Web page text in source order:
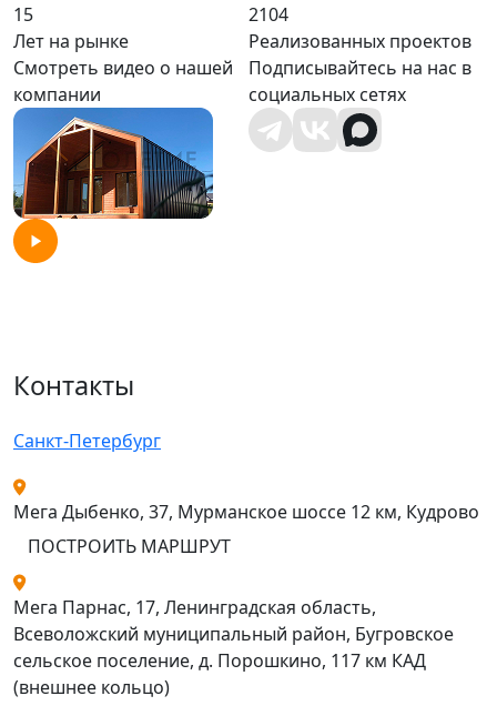
15
Лет на рынке
2104
Реализованных проектов
Смотреть видео о нашей
компании
Подписывайтесь на нас в
социальных сетях
Контакты
Санкт-Петербург
Мега Дыбенко, 37, Мурманское шоссе 12 км, Кудрово
ПОСТРОИТЬ МАРШРУТ
Мега Парнас, 17, Ленинградская область,
Всеволожский муниципальный район, Бугровское
сельское поселение, д. Порошкино, 117 км КАД
(внешнее кольцо)